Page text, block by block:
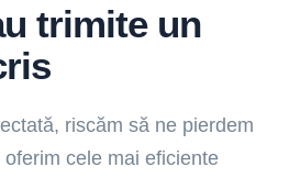
trimite un
riscăm să ne pierdem
cele mai eficiente